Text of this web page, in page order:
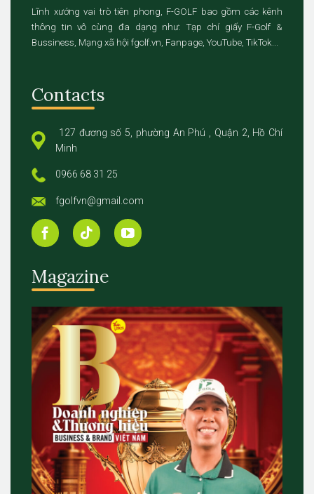
Lĩnh xướng vai trò tiên phong, F-GOLF bao gồm các kênh
thông tin vô cùng đa dạng như: Tạp chí giấy F-Golf &
Bussiness, Mạng xã hội fgolf.vn, Fanpage, YouTube, TikTok...
Contacts
127 đương số 5, phường An Phú , Quận 2, Hồ Chí
Minh
0966 68 31 25
fgolfvn@gmail.com
Magazine